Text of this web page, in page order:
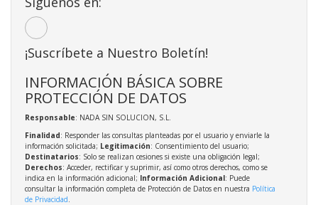
¡Suscríbete a Nuestro Boletín!
INFORMACIÓN BÁSICA SOBRE
PROTECCIÓN DE DATOS
Responsable: NADA SIN SOLUCION, S.L.
Finalidad: Responder las consultas planteadas por el usuario y enviarle la
información solicitada; Legitimación: Consentimiento del usuario;
Destinatarios: Solo se realizan cesiones si existe una obligación legal;
Derechos: Acceder, rectificar y suprimir, así como otros derechos, como se
indica en la información adicional; Información Adicional: Puede
consultar la información completa de Protección de Datos en nuestra Política
de Privacidad